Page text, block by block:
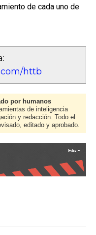
de cada uno de
httb
por humanos
de inteligencia
y redacción. Todo el
editado y aprobado.